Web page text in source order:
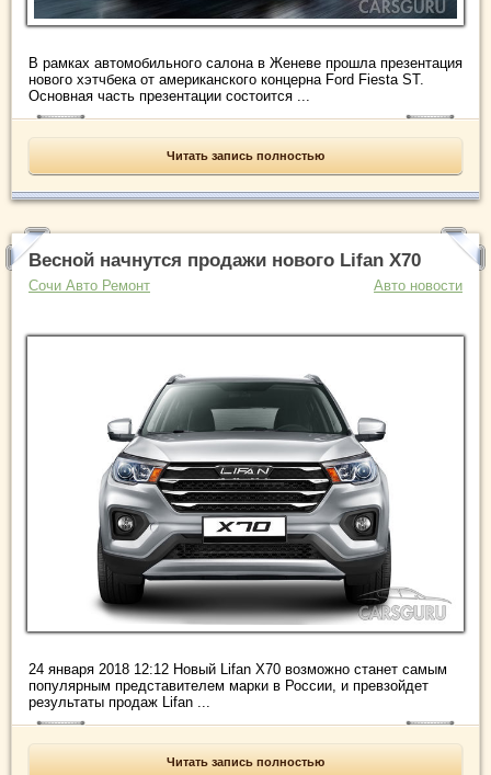
В рамках автомобильного салона в Женеве прошла презентация
нового хэтчбека от американского концерна Ford Fiesta ST.
Основная часть презентации состоится ...
Читать запись полностью
Весной начнутся продажи нового Lifan X70
Сочи Авто Ремонт Авто новости
24 января 2018 12:12 Новый Lifan X70 возможно станет самым
популярным представителем марки в России, и превзойдет
результаты продаж Lifan ...
Читать запись полностью